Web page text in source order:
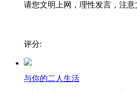
请您文明上网，理性发言，注意
评分:
与你的二人生活